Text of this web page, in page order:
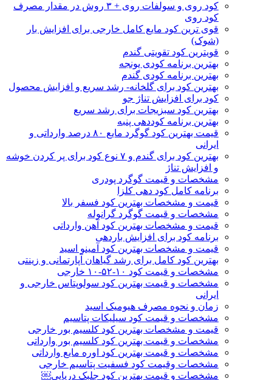
کود روی و سولفات روی + ۳ روش در مقدار مصرف
کود روی
قوی ترین کود مایع کامل خارجی برای افزایش بار
(شوک)
قویترین کود تقویتی گندم
بهترین برنامه کودی یونجه
بهترین برنامه کودی گندم
بهترین کود برای گلخانه- رشد سریع و افزایش محصول
کود برای افزایش تناژ جو
بهترین کود سبزیجات برای رشد سریع
بهترین برنامه کوددهی پنبه
قیمت بهترین کود گوگرد مایع ۸۰ درصد وارداتی و
ایرانی
بهترین کود برای گندم و ۷ نوع کود برای پر کردن خوشه
و افزایش تناژ
مشخصات و قیمت گوگرد پودری
برنامه کامل کود دهی کلزا
قیمت و مشخصات بهترین کود فسفر بالا
مشخصات و قیمت گوگرد گرانوله
قیمت و مشخصات بهترین کود آهن وارداتی
برنامه کود برای افزایش باردهی
قیمت و مشخصات بهترین کود آمینو اسید
بهترین کود کامل برای رشد گیاهان آپارتمانی و زینتی
مشخصات و قیمت کود ۱۰-۵۲-۱۰ خارجی
مشخصات و قیمت بهترین کود سولوپتاس خارجی و
ایرانی
زمان و نحوه مصرف هیومیک اسید
مشخصات و قیمت کود سیلیکات پتاسیم
قیمت و مشخصات بهترین کود کلسیم بور خارجی
مشخصات و قیمت بهترین کود کلسیم بور وارداتی
مشخصات و قیمت بهترین کود اوره مایع وارداتی
مشخصات وقیمت کود فسفیت پتاسیم خارجی
مشخصات و قیمت بهترین کود جلبک دریایی￼